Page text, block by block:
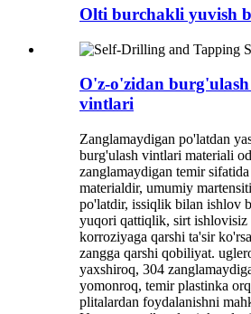
Olti burchakli yuvish
O'z-o'zidan
vintlari
Zanglamaydigan po'latdan
burg'ulash vintlari materiali
zanglamaydigan temir
materialdir, umumiy
po'latdir, issiqlik bilan ishlov
yuqori qattiqlik, sirt ishlovisiz
korroziyaga qarshi ta'sir
zangga qarshi qobiliyat.
yaxshiroq, 304
yomonroq, temir plastinka
plitalardan foydalanishni